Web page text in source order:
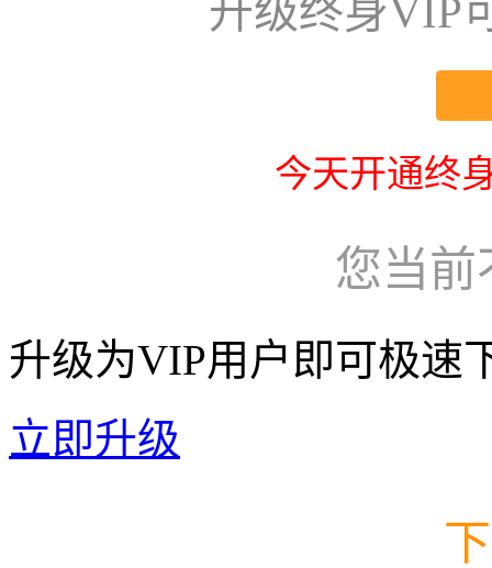
升级终身VIP
今天开通终
您当前
升级为VIP用户即可极速
立即升级